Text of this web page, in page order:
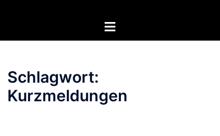
Menü
Schlagwort:
Kurzmeldungen